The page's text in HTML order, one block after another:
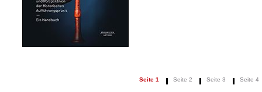
Seite 1 Seite 2 Seite 3 Seite 4